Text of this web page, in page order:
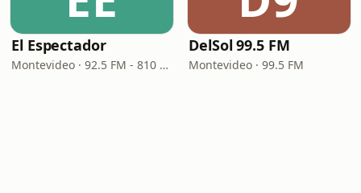
El Espectador
Montevideo · 92.5 FM - 810 AM
DelSol 99.5 FM
Montevideo · 99.5 FM